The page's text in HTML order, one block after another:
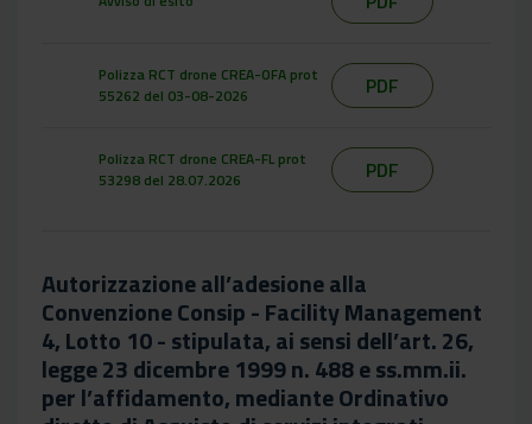
Polizza RCT drone CREA-OFA prot
55262 del 03-08-2026
PDF
Polizza RCT drone CREA-FL prot
53298 del 28.07.2026
PDF
Autorizzazione all’adesione alla
Convenzione Consip - Facility Management
4, Lotto 10 - stipulata, ai sensi dell’art. 26,
legge 23 dicembre 1999 n. 488 e ss.mm.ii.
per l’affidamento, mediante Ordinativo